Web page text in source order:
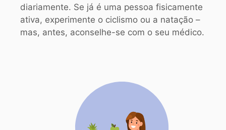
diariamente. Se já é uma pessoa fisicamente
ativa, experimente o ciclismo ou a natação –
mas, antes, aconselhe-se com o seu médico.